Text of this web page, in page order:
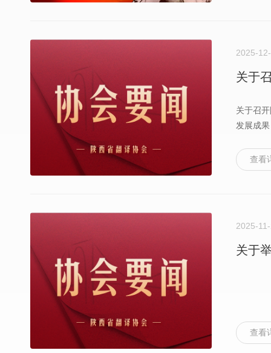
2025-
关于
关于召
发展成
查看
2025-
关于
查看